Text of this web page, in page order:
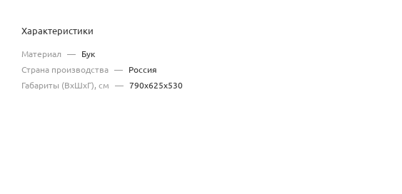
Характеристики
Материал — Бук
Страна производства — Россия
Габариты (ВхШхГ), см — 790х625х530